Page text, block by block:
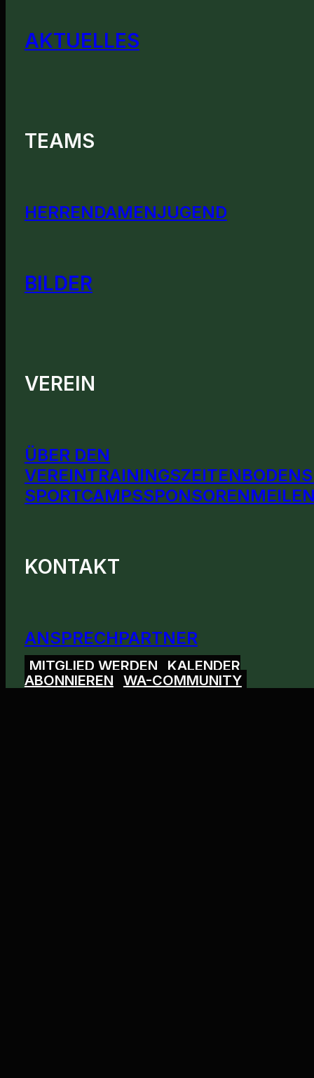
AKTUELLES
TEAMS
HERRENDAMENJUGEND
BILDER
VEREIN
ÜBER DEN
VEREINTRAININGSZEITEN
SPORTCAMPSSPONSOREN
KONTAKT
ANSPRECHPARTNER
MITGLIED WERDEN
KALENDER
ABONNIEREN
WA-COMMUNITY